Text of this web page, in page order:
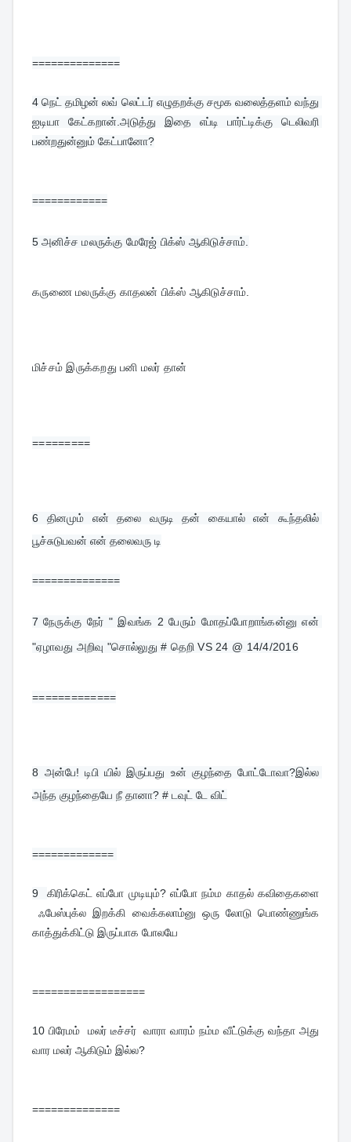
==============
4 நெட் தமிழன் லவ் லெட்டர் எழுதறக்கு சமூக வலைத்தளம் வந்து
ஐடியா கேட்கறான்.அடுத்து இதை எப்டி பார்ட்டிக்கு டெலிவரி
பண்றதுன்னும் கேட்பானோ?
============
5 அனிச்ச மலருக்கு மேரேஜ் பிக்ஸ் ஆகிடுச்சாம்.
கருணை மலருக்கு காதலன் பிக்ஸ் ஆகிடுச்சாம்.
மிச்சம் இருக்கறது பனி மலர் தான்
=========
6 தினமும் என் தலை வருடி தன் கையால் என் கூந்தலில்
பூச்சுடுபவன் என் தலைவரு டி
==============
7 நேருக்கு நேர் " இவங்க 2 பேரும் மோதப்போறாங்கன்னு என்
"ஏழாவது அறிவு "சொல்லுது # தெறி VS 24 @ 14/4/2016
=============
8 அன்பே! டிபி யில் இருப்பது உன் குழந்தை போட்டோவா?இல்ல
அந்த குழந்தையே நீ தானா? # டவுட் டே விட்
=============
9 கிரிக்கெட் எப்போ முடியும்? எப்போ நம்ம காதல் கவிதைகளை
ஃபேஸ்புக்ல இறக்கி வைக்கலாம்னு ஒரு லோடு பொண்ணுங்க
காத்துக்கிட்டு இருப்பாக போலயே
==================
10 பிரேமம் மலர் டீச்சர் வாரா வாரம் நம்ம வீட்டுக்கு வந்தா அது
வார மலர் ஆகிடும் இல்ல?
==============